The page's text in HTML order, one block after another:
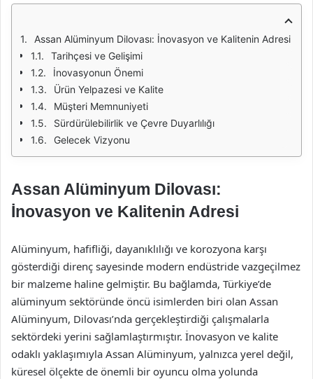
Assan Alüminyum Dilovası: İnovasyon ve Kalitenin Adresi
Tarihçesi ve Gelişimi
İnovasyonun Önemi
Ürün Yelpazesi ve Kalite
Müşteri Memnuniyeti
Sürdürülebilirlik ve Çevre Duyarlılığı
Gelecek Vizyonu
Assan Alüminyum Dilovası:
İnovasyon ve Kalitenin Adresi
Alüminyum, hafifliği, dayanıklılığı ve korozyona karşı
gösterdiği direnç sayesinde modern endüstride vazgeçilmez
bir malzeme haline gelmiştir. Bu bağlamda, Türkiye’de
alüminyum sektöründe öncü isimlerden biri olan Assan
Alüminyum, Dilovası’nda gerçekleştirdiği çalışmalarla
sektördeki yerini sağlamlaştırmıştır. İnovasyon ve kalite
odaklı yaklaşımıyla Assan Alüminyum, yalnızca yerel değil,
küresel ölçekte de önemli bir oyuncu olma yolunda